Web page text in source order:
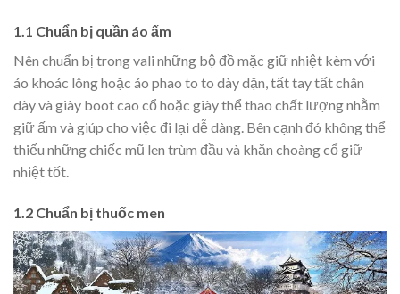
1.1 Chuẩn bị quần áo ấm
Nên chuẩn bị trong vali những bộ đồ mặc giữ nhiệt kèm với
áo khoác lông hoặc áo phao to to dày dặn, tất tay tất chân
dày và giày boot cao cổ hoặc giày thể thao chất lượng nhằm
giữ ấm và giúp cho việc đi lại dễ dàng. Bên cạnh đó không thể
thiếu những chiếc mũ len trùm đầu và khăn choàng cổ giữ
nhiệt tốt.
1.2 Chuẩn bị thuốc men